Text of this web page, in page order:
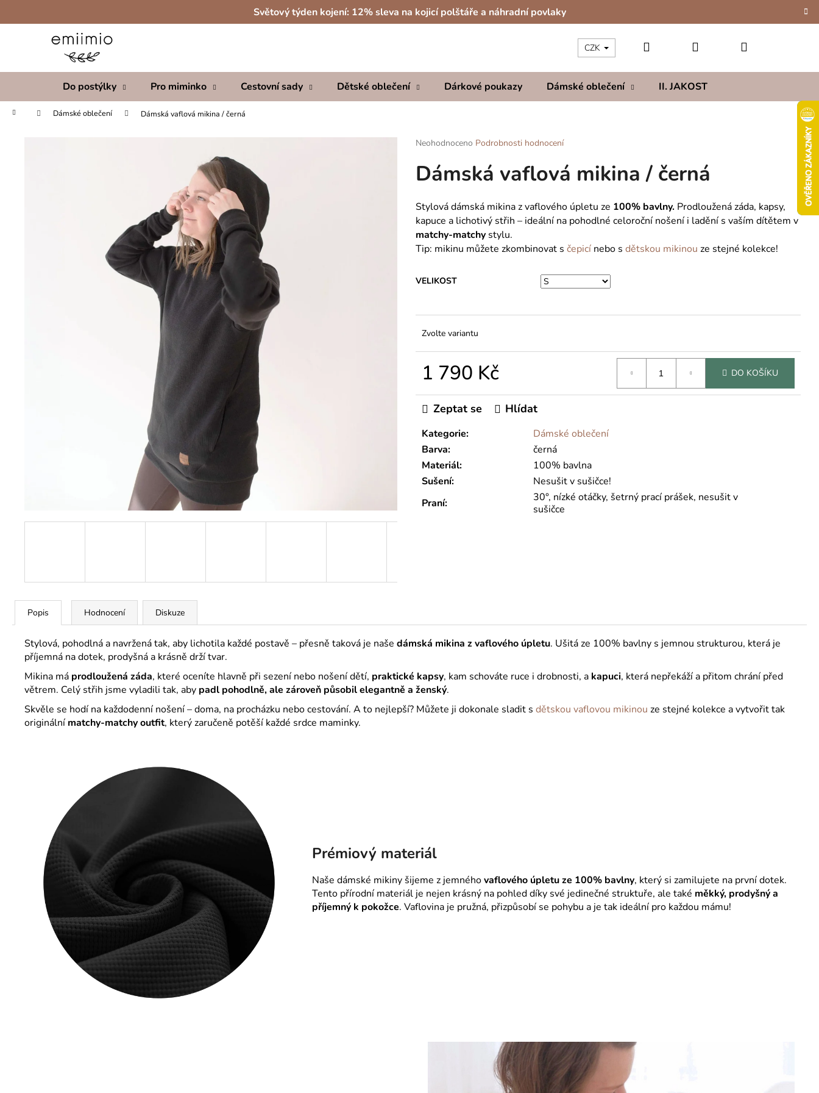
Světový týden kojení: 12% sleva na kojicí polštáře a náhradní povlaky
Do postýlky Pro miminko Cestovní sady Dětské oblečení Dárkové poukazy Dámské oblečení II. JAKOST
CZK Hledat PřihlášeníNákupní
Domů Dámské oblečení Dámská vaflová mikina / černá
Průměrné
produktu
je
z
5
hvězdiček.
Neohodnoceno Podrobnosti hodnocení
Dámská vaflová mikina / černá
Stylová dámská mikina z vaflového úpletu ze 100% bavlny. Prodloužená záda, kapsy,
kapuce a lichotivý střih – ideální na pohodlné celoroční nošení i ladění s vaším dítětem v
matchy-matchy stylu.
Tip: mikinu můžete zkombinovat s čepicí nebo s dětskou mikinou ze stejné kolekce!
VELIKOST
Zvolte variantu
1 790 Kč DO KOŠÍKU
Kategorie:
Dámské oblečení
Barva:
černá
Materiál:
100% bavlna
Sušení:
Nesušit v sušičce!
Praní:
30°, nízké otáčky, šetrný prací prášek, nesušit v
sušičce
Zeptat se Hlídat
Popis Hodnocení Diskuze
Stylová, pohodlná a navržená tak, aby lichotila každé postavě – přesně taková je naše dámská mikina z vaflového úpletu. Ušitá ze 100% bavlny s jemnou strukturou, která je
příjemná na dotek, prodyšná a krásně drží tvar.
Mikina má prodloužená záda, které oceníte hlavně při sezení nebo nošení dětí, praktické kapsy, kam schováte ruce i drobnosti, a kapuci, která nepřekáží a přitom chrání před
větrem. Celý střih jsme vyladili tak, aby padl pohodlně, ale zároveň působil elegantně a ženský.
Skvěle se hodí na každodenní nošení – doma, na procházku nebo cestování. A to nejlepší? Můžete ji dokonale sladit s dětskou vaflovou mikinou ze stejné kolekce a vytvořit tak
originální matchy-matchy outfit, který zaručeně potěší každé srdce maminky.
Prémiový materiál
Naše dámské mikiny šijeme z jemnéhovaflového úpletu ze 100% bavlny, který si zamilujete na první dotek.
Tento přírodní materiál je nejen krásný na pohled díky své jedinečné struktuře, ale také měkký, prodyšný a
příjemný k pokožce. Vaflovina je pružná, přizpůsobí se pohybu a je tak ideální pro každou mámu!
o
k
Co potřebujete najít?